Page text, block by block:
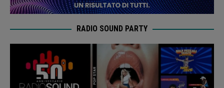
RADIO SOUND PARTY